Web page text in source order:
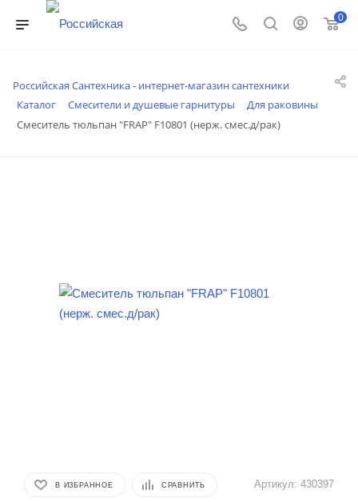
0
Российская Сантехника - интернет-магазин сантехники
Каталог
Смесители и душевые гарнитуры
Для раковины
Смеситель тюльпан "FRAP" F10801 (нерж. смес.д/рак)
В ИЗБРАННОЕ СРАВНИТЬ Артикул: 430397